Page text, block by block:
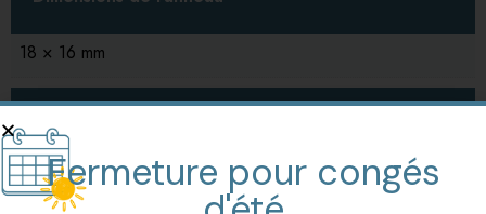
18 × 16 mm
Diamètre du fil de l'anneau
2,6 mmFermeture pour congés